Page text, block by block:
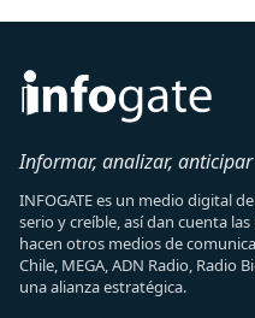
Informar, analizar, anticipar
INFOGATE es un medio digital
serio y creíble, así dan cuenta
hacen otros medios de
Chile, MEGA, ADN Radio, Radio
una alianza estratégica.